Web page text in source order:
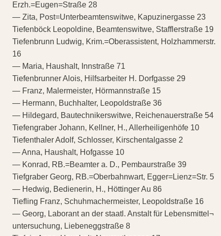
Erzh.=Eugen=Straße 28
— Zita, Post=Unterbeamtenswitwe, Kapuzinergasse 23
Tiefenböck Leopoldine, Beamtenswitwe, Stafflerstraße 19
Tiefenbrunn Ludwig, Krim.=Oberassistent, Holzhammerstr.
16
— Maria, Haushalt, Innstraße 71
Tiefenbrunner Alois, Hilfsarbeiter H. Dorfgasse 29
— Franz, Malermeister, Hörmannstraße 15
— Hermann, Buchhalter, Leopoldstraße 36
— Hildegard, Bautechnikerswitwe, Reichenauerstraße 54
Tiefengraber Johann, Kellner, H., Allerheiligenhöfe 10
Tiefenthaler Adolf, Schlosser, Kirschentalgasse 2
— Anna, Haushalt, Hofgasse 10
— Konrad, RB.=Beamter a. D., Pembaurstraße 39
Tiefgraber Georg, RB.=Oberbahnwart, Egger=Lienz=Str. 5
— Hedwig, Bedienerin, H., Höttinger Au 86
Tiefling Franz, Schuhmachermeister, Leopoldstraße 16
— Georg, Laborant an der staatl. Anstalt für Lebensmittel¬
untersuchung, Liebeneggstraße 8